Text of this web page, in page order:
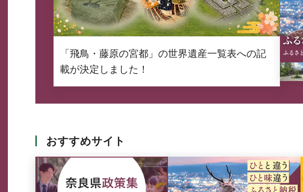
「飛鳥・藤原の宮都」の世界遺産一覧表への記
載が決定しました！
おすすめサイト